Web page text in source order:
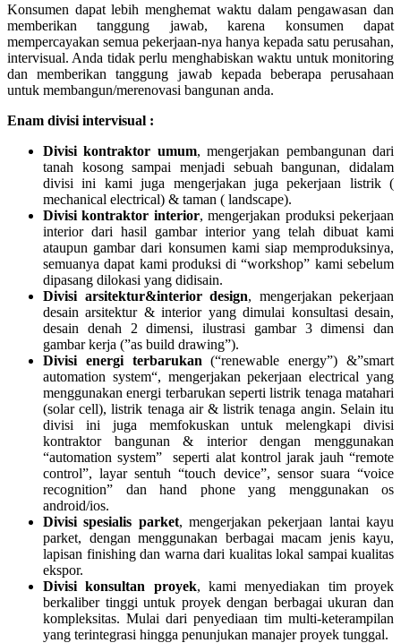
Konsumen dapat lebih menghemat waktu dalam pengawasan dan
memberikan tanggung jawab, karena konsumen dapat
mempercayakan semua pekerjaan-nya hanya kepada satu perusahan,
intervisual. Anda tidak perlu menghabiskan waktu untuk monitoring
dan memberikan tanggung jawab kepada beberapa perusahaan
untuk membangun/merenovasi bangunan anda.
Enam divisi intervisual :
Divisi kontraktor umum, mengerjakan pembangunan dari
tanah kosong sampai menjadi sebuah bangunan, didalam
divisi ini kami juga mengerjakan juga pekerjaan listrik (
mechanical electrical) & taman ( landscape).
Divisi kontraktor interior, mengerjakan produksi pekerjaan
interior dari hasil gambar interior yang telah dibuat kami
ataupun gambar dari konsumen kami siap memproduksinya,
semuanya dapat kami produksi di “workshop” kami sebelum
dipasang dilokasi yang didisain.
Divisi arsitektur&interior design, mengerjakan pekerjaan
desain arsitektur & interior yang dimulai konsultasi desain,
desain denah 2 dimensi, ilustrasi gambar 3 dimensi dan
gambar kerja (”as build drawing”).
Divisi energi terbarukan (“renewable energy”) &”smart
automation system“, mengerjakan pekerjaan electrical yang
menggunakan energi terbarukan seperti listrik tenaga matahari
(solar cell), listrik tenaga air & listrik tenaga angin. Selain itu
divisi ini juga memfokuskan untuk melengkapi divisi
kontraktor bangunan & interior dengan menggunakan
“automation system” seperti alat kontrol jarak jauh “remote
control”, layar sentuh “touch device”, sensor suara “voice
recognition” dan hand phone yang menggunakan os
android/ios.
Divisi spesialis parket, mengerjakan pekerjaan lantai kayu
parket, dengan menggunakan berbagai macam jenis kayu,
lapisan finishing dan warna dari kualitas lokal sampai kualitas
ekspor.
Divisi konsultan proyek, kami menyediakan tim proyek
berkaliber tinggi untuk proyek dengan berbagai ukuran dan
kompleksitas. Mulai dari penyediaan tim multi-keterampilan
yang terintegrasi hingga penunjukan manajer proyek tunggal.